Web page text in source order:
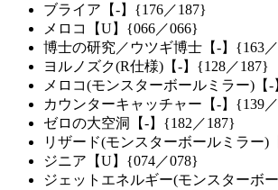
ブライア【-】{176／187}
メロコ【U】{066／066}
博士の研究／ウツギ博士【-】{163
ヨルノズク(R仕様)【-】{128／187}
メロコ(モンスターボールミラー)【-
カウンターキャッチャー【-】{139
ゼロの大空洞【-】{182／187}
リザード(モンスターボールミラー)
ジニア【U】{074／078}
ジェットエネルギー(モンスターボ